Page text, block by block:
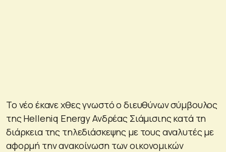
Το νέο έκανε χθες γνωστό ο διευθύνων σύμβουλος
της Helleniq Energy Ανδρέας Σιάμισιης κατά τη
διάρκεια της τηλεδιάσκεψης με τους αναλυτές με
αφορμή την ανακοίνωση των οικονομικών